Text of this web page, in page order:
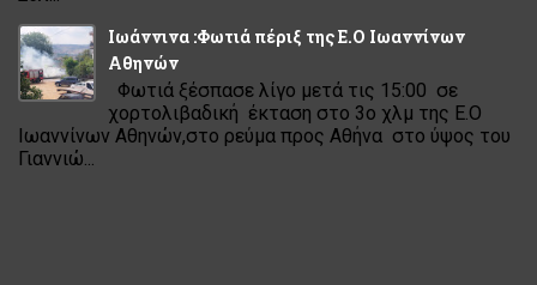
Ιωάννινα :Φωτιά πέριξ της Ε.Ο Ιωαννίνων
Αθηνών
Φωτιά ξέσπασε λίγο μετά τις 15:00 σε
χορτολιβαδική έκταση στο 3ο χλμ της Ε.Ο
Ιωαννίνων Αθηνών,στο ρεύμα προς Αθήνα στο ύψος του
Γιαννιώ...